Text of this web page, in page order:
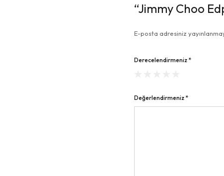
“Jimmy Choo
E-posta adresiniz
Derecelendirmeniz *
Değerlendirmeniz *